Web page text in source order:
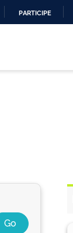
PARTICIPE